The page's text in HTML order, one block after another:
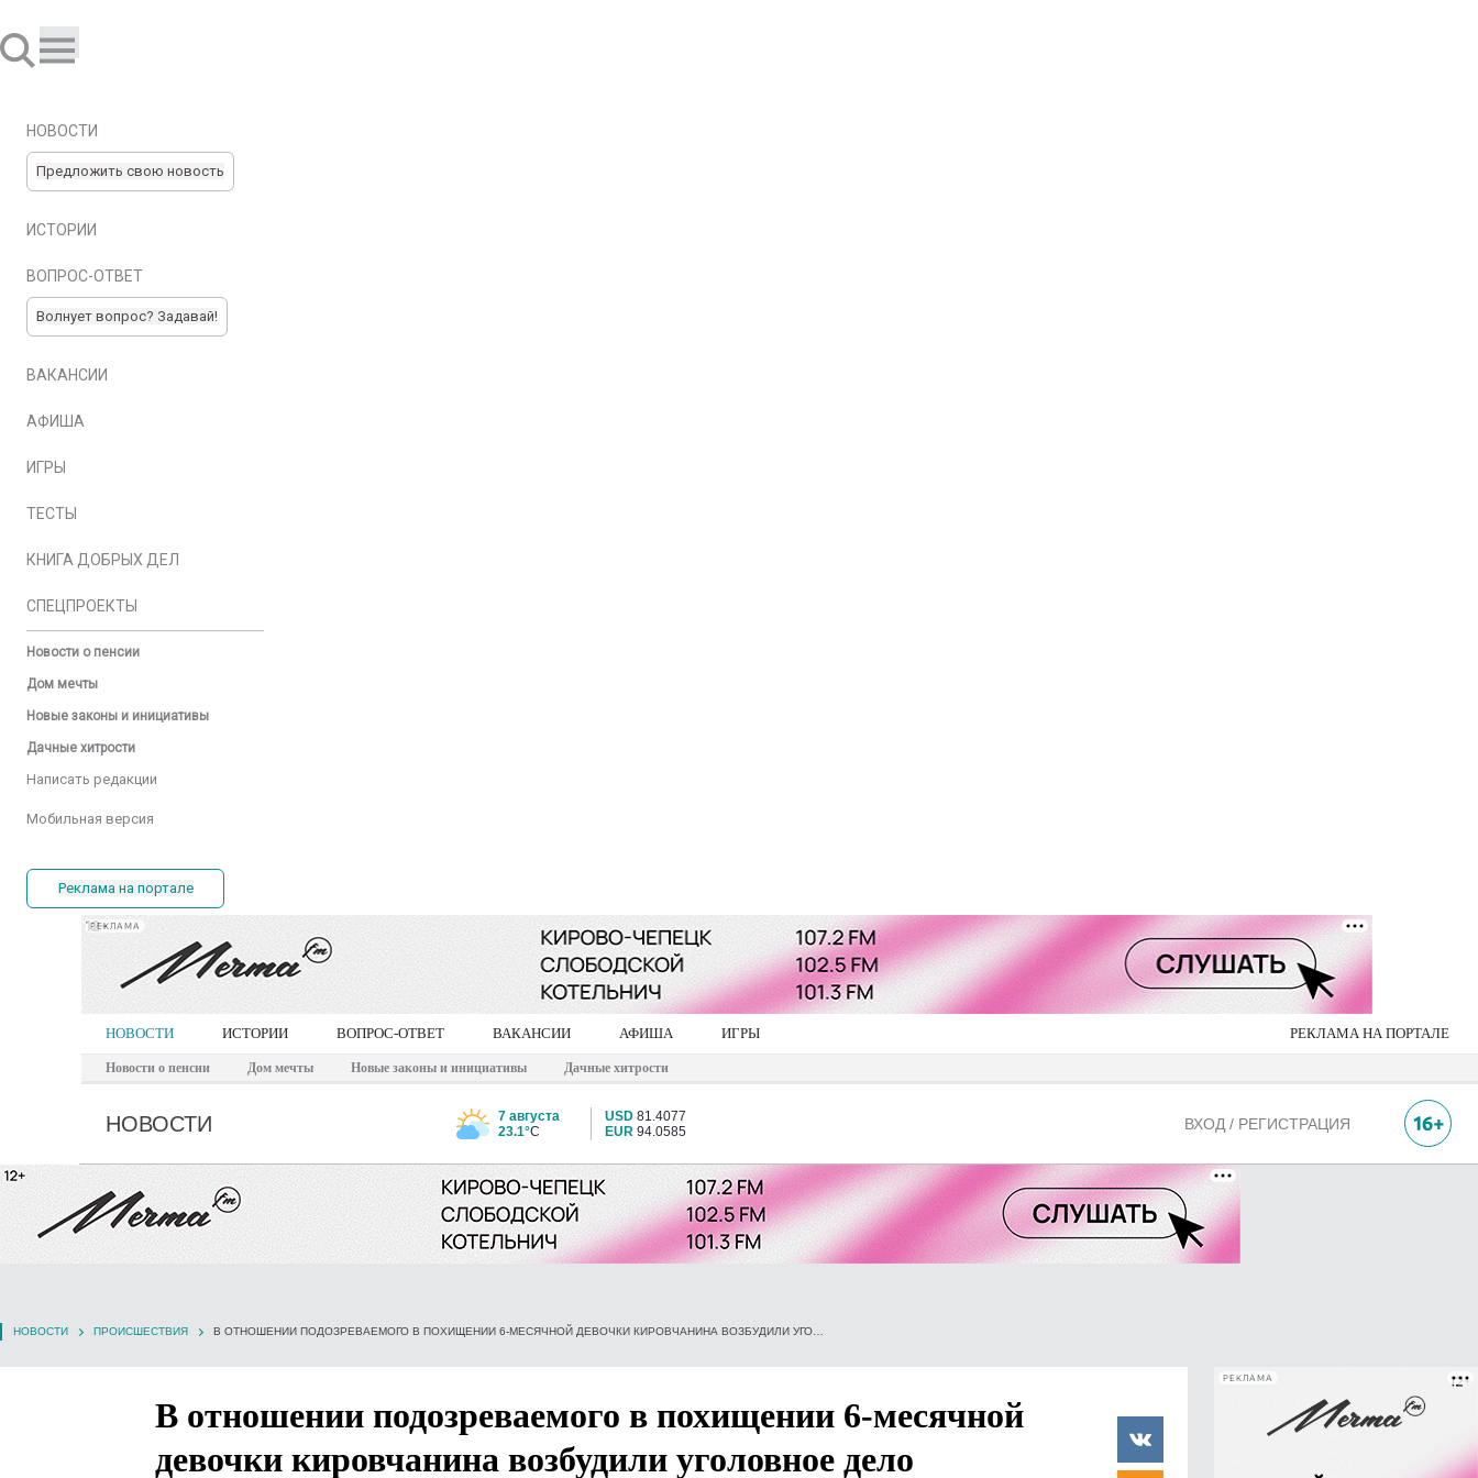
НОВОСТИ
Предложить свою новость
ИСТОРИИ
ВОПРОС-ОТВЕТ
Волнует вопрос? Задавай!
ВАКАНСИИ
АФИША
ИГРЫ
ТЕСТЫ
КНИГА ДОБРЫХ ДЕЛ
СПЕЦПРОЕКТЫ
Новости о пенсии
Дом мечты
Новые законы и инициативы
Дачные хитрости
Написать редакции
Мобильная версия
Реклама на портале
РЕКЛАМА
НОВОСТИ ИСТОРИИ ВОПРОС-ОТВЕТ ВАКАНСИИ АФИША ИГРЫ РЕКЛАМА НА ПОРТАЛЕ
Новости о пенсии Дом мечты Новые законы и инициативы Дачные хитрости
НОВОСТИ
7 августа
23.1°C
USD 81.4077
EUR 94.0585 ВХОД / РЕГИСТРАЦИЯ
НОВОСТИ ПРОИСШЕСТВИЯ
В отношении подозреваемого в похищении 6-месячной
девочки кировчанина возбудили уголовное дело
РЕКЛАМА